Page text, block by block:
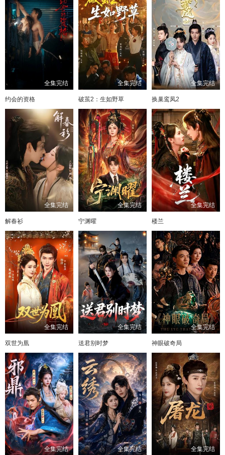
全集完结
约会的资格
全集完结
破茧2：生如野草
全集完结
换巢鸾凤2
全集完结
解春衫
全集完结
宁渊曜
全集完结
楼兰
全集完结
双世为凰
全集完结
送君别时梦
全集完结
神眼破奇局
全集完结 全集完结 全集完结